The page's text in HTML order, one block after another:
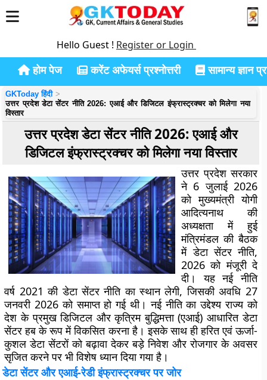
Hello Guest ! Register or Login
होम पेज करेंट अफेयर्स प्रश्नोत्तरी सामान्य ज्ञान
GKToday हिंदी
उत्तर प्रदेश डेटा सेंटर नीति 2026: एआई और डिजिटल इंफ्रास्ट्रक्चर को मिलेगा नया
विस्तार
उत्तर प्रदेश डेटा सेंटर नीति 2026: एआई और
डिजिटल इंफ्रास्ट्रक्चर को मिलेगा नया विस्तार
उत्तर प्रदेश सरकार
ने 6 जुलाई 2026
को मुख्यमंत्री योगी
आदित्यनाथ की
अध्यक्षता में हुई
मंत्रिमंडल की बैठक
मेंडेटा सेंटर नीति,
2026 को मंजूरी दे
दी। यह नई नीति
वर्ष 2021 की डेटा सेंटर नीति का स्थान लेगी, जिसकी अवधि 27
जनवरी 2026 को समाप्त हो गई थी। नई नीति का उद्देश्य राज्य को
देश के प्रमुख डिजिटल और कृत्रिम बुद्धिमत्ता (एआई) आधारित डेटा
सेंटर हब के रूप में विकसित करना है। इसके साथ ही हरित एवं ऊर्जा-
कुशल डेटा सेंटरों को बढ़ावा देकर बड़े निवेश और रोजगार के अवसर
सृजित करने पर भी विशेष ध्यान दिया गया है।
डेटा सेंटर और एआई-रेडी इंफ्रास्ट्रक्चर पर जोर